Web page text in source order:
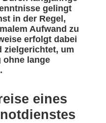
gelingt
in der Regel,
Aufwand zu
erfolgt dabei
zielgerichtet, um
ohne lange
eines